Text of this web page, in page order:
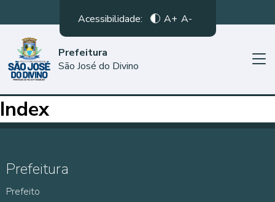
Acessibilidade: A+ A-
Prefeitura
São José do Divino
Index
Prefeitura
Prefeito